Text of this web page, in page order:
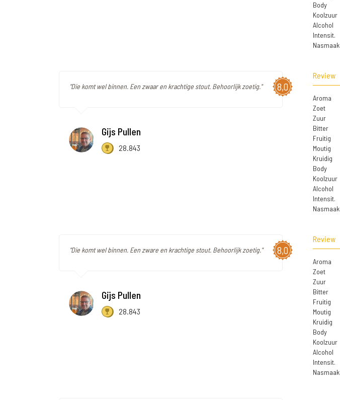
Body
Koolzuur
Alcohol
Intensit.
Nasmaak
8,0
"Die komt wel binnen. Een zwaar en krachtige stout. Behoorlijk zoetig."
Gijs Pullen
28.843
Review
Aroma
Zoet
Zuur
Bitter
Fruitig
Moutig
Kruidig
Body
Koolzuur
Alcohol
Intensit.
Nasmaak
8,0
"Die komt wel binnen. Een zware en krachtige stout. Behoorlijk zoetig."
Gijs Pullen
28.843
Review
Aroma
Zoet
Zuur
Bitter
Fruitig
Moutig
Kruidig
Body
Koolzuur
Alcohol
Intensit.
Nasmaak